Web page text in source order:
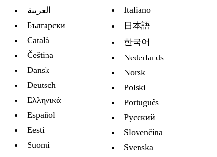
العربية
Български
Català
Čeština
Dansk
Deutsch
Ελληνικά
Español
Eesti
Suomi
Italiano
日本語
한국어
Nederlands
Norsk
Polski
Português
Русский
Slovenčina
Svenska